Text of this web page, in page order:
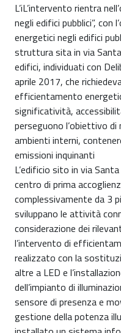
L’iL’intervento rientra
negli edifici pubblici”, con
energetici negli edifici
struttura sita in via
edifici, individuati con
aprile 2017, che
efficientamento
significatività,
perseguono l’obiettivo
ambienti interni,
emissioni inquinanti
L’edificio sito in via
centro di prima
complessivamente da 3
sviluppano le attività
considerazione dei
l’intervento di
realizzato con la
altre a LED e
dell’impianto di
sensore di presenza e
gestione della potenza